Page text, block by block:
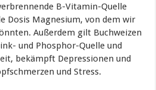
B-Vitamin-Quelle
Dosis Magnesium, von dem wir
Außerdem gilt Buchweizen
und Phosphor-Quelle und
bekämpft Depressionen und
und Stress.